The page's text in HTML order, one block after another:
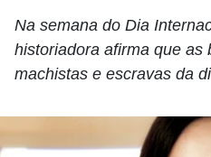
Na semana do Dia
historiadora afirma que as
machistas e escravas da